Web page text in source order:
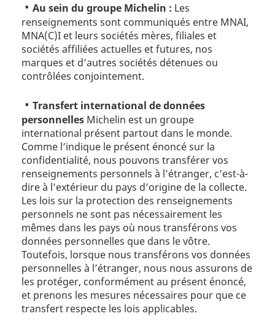
Au sein du groupe Michelin : Les
renseignements sont communiqués entre MNAI,
MNA(C)I et leurs sociétés mères, filiales et
sociétés affiliées actuelles et futures, nos
marques et d’autres sociétés détenues ou
contrôlées conjointement.
Transfert international de données
personnelles Michelin est un groupe
international présent partout dans le monde.
Comme l’indique le présent énoncé sur la
confidentialité, nous pouvons transférer vos
renseignements personnels à l’étranger, c’est-à-
dire à l’extérieur du pays d’origine de la collecte.
Les lois sur la protection des renseignements
personnels ne sont pas nécessairement les
mêmes dans les pays où nous transférons vos
données personnelles que dans le vôtre.
Toutefois, lorsque nous transférons vos données
personnelles à l’étranger, nous nous assurons de
les protéger, conformément au présent énoncé,
et prenons les mesures nécessaires pour que ce
transfert respecte les lois applicables.